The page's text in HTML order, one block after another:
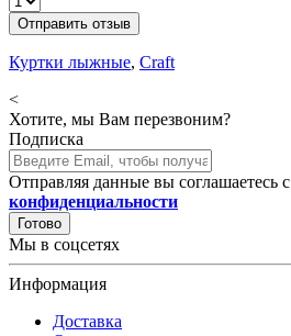
Отправить отзыв
Куртки лыжные, Craft
<
Хотите, мы Вам перезвоним?
Подписка
Отправляя данные вы соглашаетесь с
конфиденциальности
Готово
Мы в соцсетях
Информация
Доставка